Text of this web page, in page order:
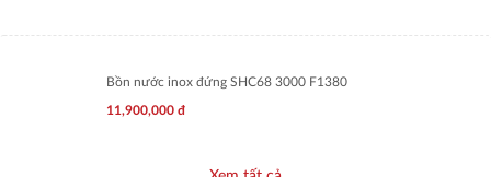
Bồn nước inox đứng SHC68 3000 F1380
11,900,000đ